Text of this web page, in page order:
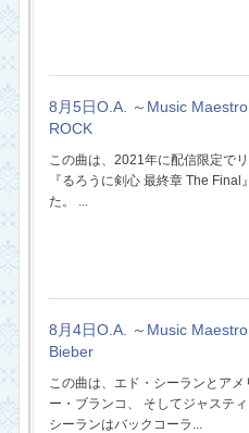
8月5日O.A. ～Music
ROCK
この曲は、2021年に配信限定で
『るろうに剣心 最終章 The
た。 ...
8月4日O.A. ～Music
Bieber
この曲は、エド・シーランとア
ー・ブランコ、 そしてジャステ
シーランはバックコーラ...